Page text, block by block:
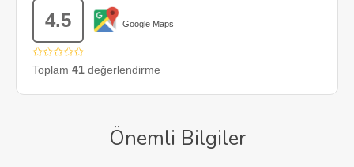
4.5 Google Maps
✩✩✩✩✩
Toplam 41 değerlendirme
Önemli Bilgiler